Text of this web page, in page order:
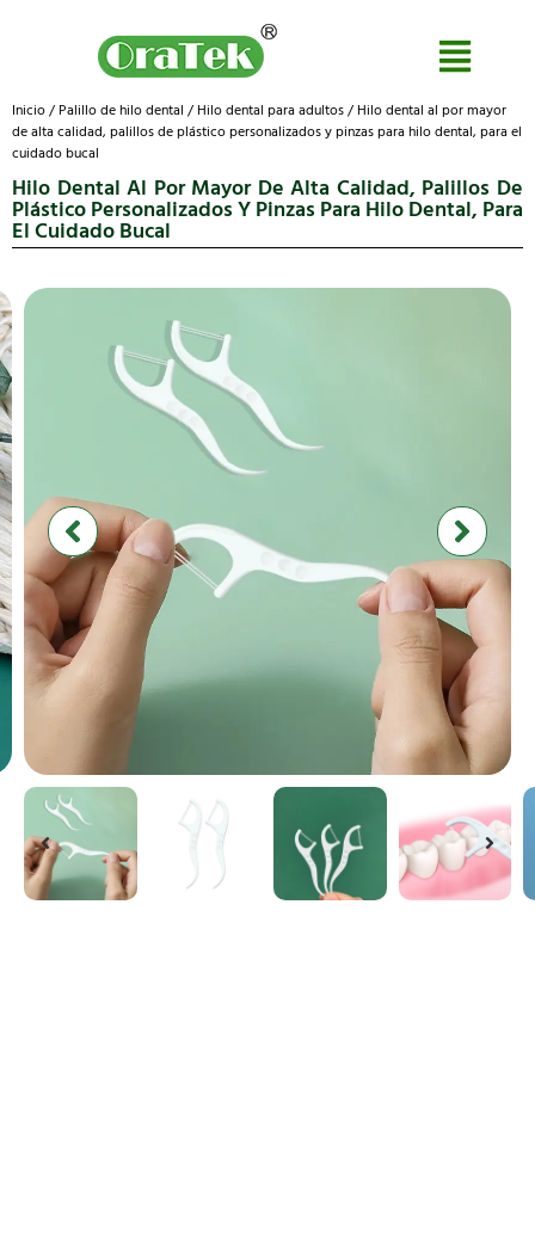
Inicio/ Palillo de hilo dental / Hilo dental para adultos/ Hilo dental al por mayor
de alta calidad, palillos de plástico personalizados y pinzas para hilo dental, para el
cuidado bucal
Hilo Dental Al Por Mayor De Alta Calidad, Palillos De
Plástico Personalizados Y Pinzas Para Hilo Dental, Para
El Cuidado Bucal